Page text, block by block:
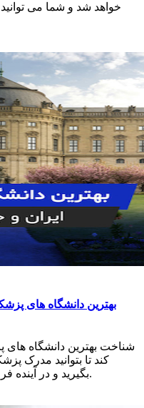
خواهد شد و شما می
شناخت بهترین دانشگاه
کند تا بتوانید مدرک
بگیرید و در آینده فرصت های شغلی ویژه ای دریافت کنید.